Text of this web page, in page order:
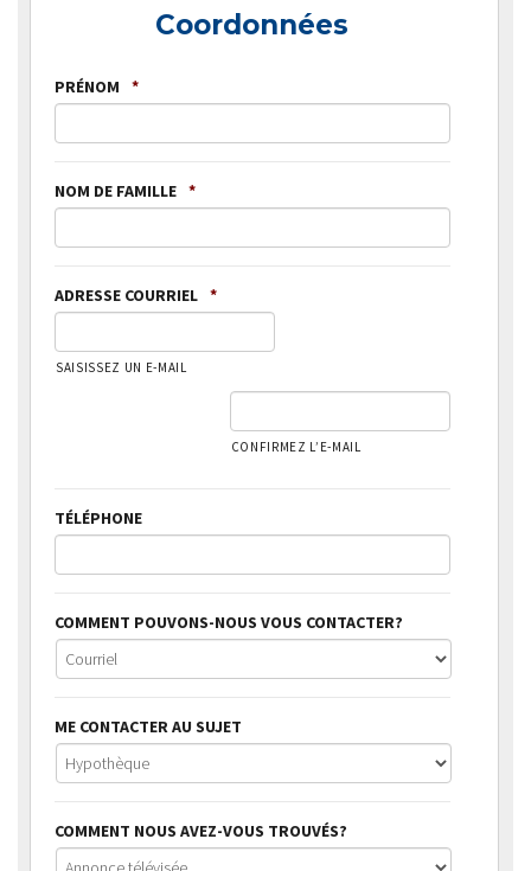
Coordonnées
PRÉNOM *
NOM DE FAMILLE *
ADRESSE COURRIEL *
SAISISSEZ UN E-MAIL
CONFIRMEZ L’E-MAIL
TÉLÉPHONE
COMMENT POUVONS-NOUS VOUS CONTACTER?
ME CONTACTER AU SUJET
COMMENT NOUS AVEZ-VOUS TROUVÉS?